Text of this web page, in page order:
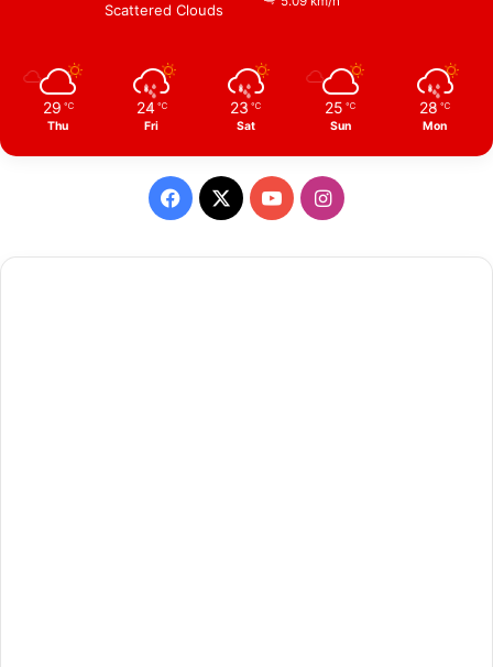
Scattered Clouds
29 ℃
Thu
24 ℃
Fri
23 ℃
Sat
25 ℃
Sun
28 ℃
Mon
Facebook
X YouTubeInstagram